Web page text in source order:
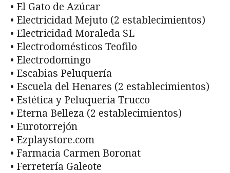
• El Gato de Azúcar
• Electricidad Mejuto (2 establecimientos)
• Electricidad Moraleda SL
• Electrodomésticos Teofilo
• Electrodomingo
• Escabias Peluquería
• Escuela del Henares (2 establecimientos)
• Estética y Peluquería Trucco
• Eterna Belleza (2 establecimientos)
• Eurotorrejón
• Ezplaystore.com
• Farmacia Carmen Boronat
• Ferretería Galeote